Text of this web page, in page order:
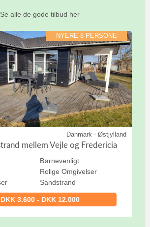
Se alle de gode tilbud her
NYERE 8 PERSONE
Danmark - Østjylland
mellem Vejle og Fredericia
Børnevenligt
Rolige Omgivelser
Sandstrand
DKK 3.600 - DKK 12.000